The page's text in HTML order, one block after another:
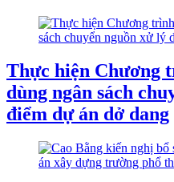
Thực hiện Chương
dùng ngân sách
điểm dự án dở dang